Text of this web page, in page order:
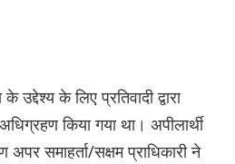
के लिए प्रतिवादी द्वारा
किया गया था। अपीलार्थी
समाहर्ता/सक्षम प्राधिकारी ने